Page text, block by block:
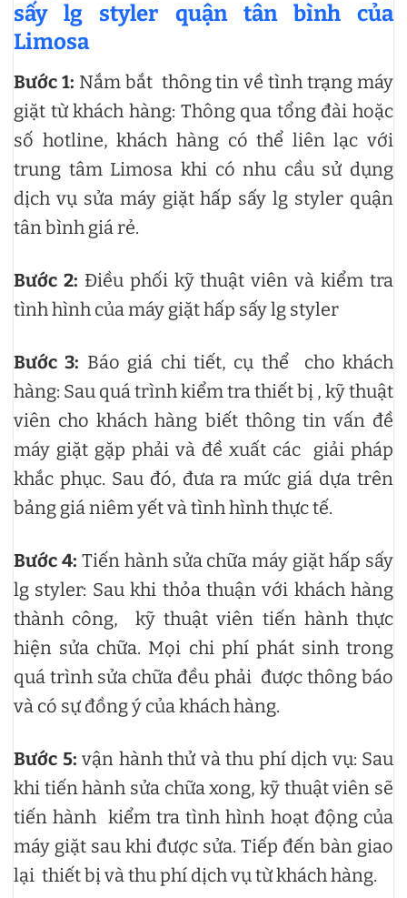
sấy lg styler quận tân bình của
Limosa
Bước 1: Nắm bắt thông tin về tình trạng máy
giặt từ khách hàng: Thông qua tổng đài hoặc
số hotline, khách hàng có thể liên lạc với
trung tâm Limosa khi có nhu cầu sử dụng
dịch vụ sửa máy giặt hấp sấy lg styler quận
tân bình giá rẻ.
Bước 2: Điều phối kỹ thuật viên và kiểm tra
tình hình của máy giặt hấp sấy lg styler
Bước 3: Báo giá chi tiết, cụ thể cho khách
hàng: Sau quá trình kiểm tra thiết bị , kỹ thuật
viên cho khách hàng biết thông tin vấn đề
máy giặt gặp phải và đề xuất các giải pháp
khắc phục. Sau đó, đưa ra mức giá dựa trên
bảng giá niêm yết và tình hình thực tế.
Bước 4: Tiến hành sửa chữa máy giặt hấp sấy
lg styler: Sau khi thỏa thuận với khách hàng
thành công, kỹ thuật viên tiến hành thực
hiện sửa chữa. Mọi chi phí phát sinh trong
quá trình sửa chữa đều phải được thông báo
và có sự đồng ý của khách hàng.
Bước 5: vận hành thử và thu phí dịch vụ: Sau
khi tiến hành sửa chữa xong, kỹ thuật viên sẽ
tiến hành kiểm tra tình hình hoạt động của
máy giặt sau khi được sửa. Tiếp đến bàn giao
lại thiết bị và thu phí dịch vụ từ khách hàng.